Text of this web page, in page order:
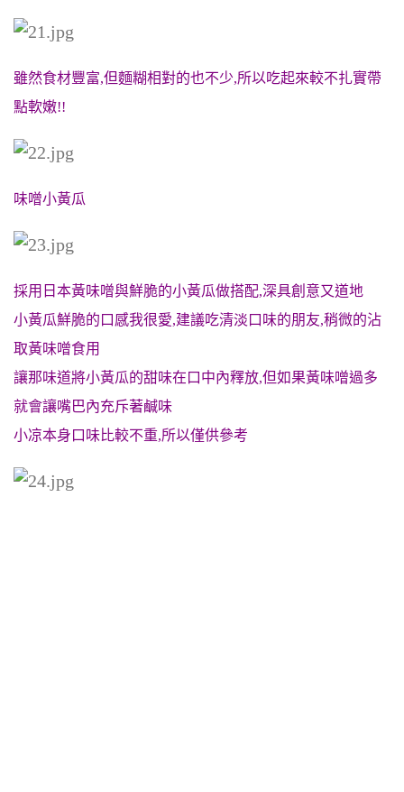
雖然食材豐富,但麵糊相對的也不少,所以吃起來較不扎實帶
點軟嫩!!
味噌小黃瓜
採用日本黃味噌與鮮脆的小黃瓜做搭配,深具創意又道地
小黃瓜鮮脆的口感我很愛,建議吃清淡口味的朋友,稍微的沾
取黃味噌食用
讓那味道將小黃瓜的甜味在口中內釋放,但如果黃味噌過多
就會讓嘴巴內充斥著鹹味
小凉本身口味比較不重,所以僅供參考